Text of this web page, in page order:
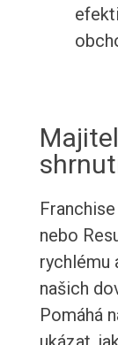
nebo
rychlému
našich
Pomáhá